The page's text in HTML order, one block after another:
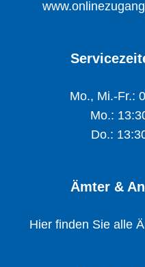
Mo., Mi.-Fr.:
Mo.:
Do.:
Ämter &
Hier finden Sie alle